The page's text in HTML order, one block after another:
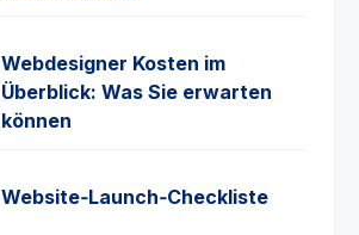
Webdesigner Kosten im
Überblick: Was Sie erwarten
können
Website‑Launch‑Checkliste